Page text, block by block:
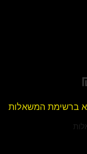
ברשימת המשאלות